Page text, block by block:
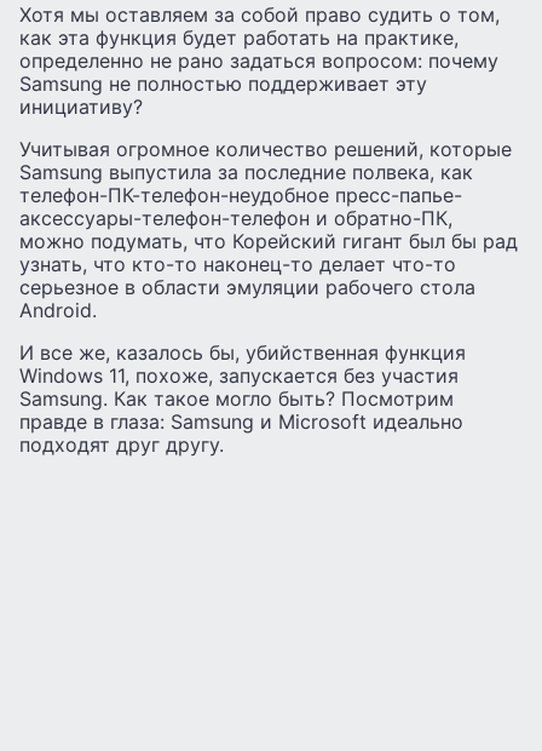
Хотя мы оставляем за собой право судить о том,
как эта функция будет работать на практике,
определенно не рано задаться вопросом: почему
Samsung не полностью поддерживает эту
инициативу?
Учитывая огромное количество решений, которые
Samsung выпустила за последние полвека, как
телефон-ПК-телефон-неудобное пресс-папье-
аксессуары-телефон-телефон и обратно-ПК,
можно подумать, что Корейский гигант был бы рад
узнать, что кто-то наконец-то делает что-то
серьезное в области эмуляции рабочего стола
Android.
И все же, казалось бы, убийственная функция
Windows 11, похоже, запускается без участия
Samsung. Как такое могло быть? Посмотрим
правде в глаза: Samsung и Microsoft идеально
подходят друг другу.